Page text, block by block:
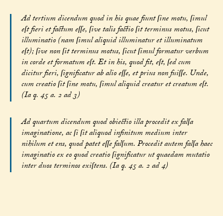
Ad tertium dicendum quod in his quae fiunt ſine motu, ſimul
eſt fieri et factum eſſe, ſive talis factio ſit terminus motus, ſicut
illuminatio (nam ſimul aliquid illuminatur et illuminatum
eſt); ſive non ſit terminus motus, ſicut ſimul formatur verbum
in corde et formatum eſt. Et in his, quod fit, eſt, ſed cum
dicitur fieri, ſignificatur ab alio eſſe, et prius non fuiſſe. Unde,
cum creatio ſit ſine motu, ſimul aliquid creatur et creatum eſt.
(Ia q. 45 a. 2 ad 3)
Ad quartum dicendum quod obiectio illa procedit ex falſa
imaginatione, ac ſi ſit aliquod infinitum medium inter
nihilum et ens, quod patet eſſe falſum. Procedit autem falſa haec
imaginatio ex eo quod creatio ſignificatur ut quaedam mutatio
inter duos terminos exiſtens. (Ia q. 45 a. 2 ad 4)